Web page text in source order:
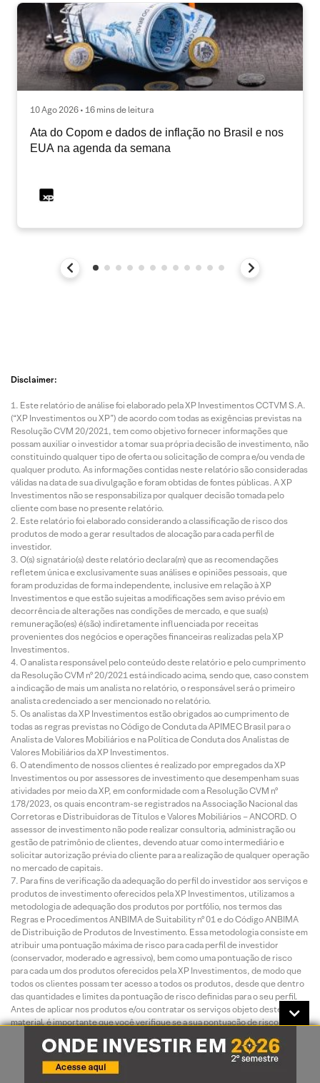
10 Ago 2026 • 16 mins de leitura
Ata do Copom e dados de inflação no Brasil e nos
EUA na agenda da semana
Disclaimer:
Este relatório de análise foi elaborado pela XP Investimentos CCTVM S.A.
(“XP Investimentos ou XP”) de acordo com todas as exigências previstas na
Resolução CVM 20/2021, tem como objetivo fornecer informações que
possam auxiliar o investidor a tomar sua própria decisão de investimento, não
constituindo qualquer tipo de oferta ou solicitação de compra e/ou venda de
qualquer produto. As informações contidas neste relatório são consideradas
válidas na data de sua divulgação e foram obtidas de fontes públicas. A XP
Investimentos não se responsabiliza por qualquer decisão tomada pelo
cliente com base no presente relatório.
Este relatório foi elaborado considerando a classificação de risco dos
produtos de modo a gerar resultados de alocação para cada perfil de
investidor.
O(s) signatário(s) deste relatório declara(m) que as recomendações
refletem única e exclusivamente suas análises e opiniões pessoais, que
foram produzidas de forma independente, inclusive em relação à XP
Investimentos e que estão sujeitas a modificações sem aviso prévio em
decorrência de alterações nas condições de mercado, e que sua(s)
remuneração(es) é(são) indiretamente influenciada por receitas
provenientes dos negócios e operações financeiras realizadas pela XP
Investimentos.
O analista responsável pelo conteúdo deste relatório e pelo cumprimento
da Resolução CVM nº 20/2021 está indicado acima, sendo que, caso constem
a indicação de mais um analista no relatório, o responsável será o primeiro
analista credenciado a ser mencionado no relatório.
Os analistas da XP Investimentos estão obrigados ao cumprimento de
todas as regras previstas no Código de Conduta da APIMEC Brasil para o
Analista de Valores Mobiliários e na Política de Conduta dos Analistas de
Valores Mobiliários da XP Investimentos.
O atendimento de nossos clientes é realizado por empregados da XP
Investimentos ou por assessores de investimento que desempenham suas
atividades por meio da XP, em conformidade com a Resolução CVM nº
178/2023, os quais encontram-se registrados na Associação Nacional das
Corretoras e Distribuidoras de Títulos e Valores Mobiliários – ANCORD. O
assessor de investimento não pode realizar consultoria, administração ou
gestão de patrimônio de clientes, devendo atuar como intermediário e
solicitar autorização prévia do cliente para a realização de qualquer operação
no mercado de capitais.
Para fins de verificação da adequação do perfil do investidor aos serviços e
produtos de investimento oferecidos pela XP Investimentos, utilizamos a
metodologia de adequação dos produtos por portfólio, nos termos das
Regras e Procedimentos ANBIMA de Suitability nº 01 e do Código ANBIMA
de Distribuição de Produtos de Investimento. Essa metodologia consiste em
atribuir uma pontuação máxima de risco para cada perfil de investidor
(conservador, moderado e agressivo), bem como uma pontuação de risco
para cada um dos produtos oferecidos pela XP Investimentos, de modo que
todos os clientes possam ter acesso a todos os produtos, desde que dentro
das quantidades e limites da pontuação de risco definidas para o seu perfil.
Antes de aplicar nos produtos e/ou contratar os serviços objeto deste
material, é importante que você verifique se a sua pontuação de risco atual
comporta a aplicação nos produtos e/ou a contratação dos serviços em
questão, bem como se há limitações de volume, concentração e/ou
quantidade para a aplicação desejada. Você pode consultar essas
informações diretamente no momento da transmissão da sua ordem ou,